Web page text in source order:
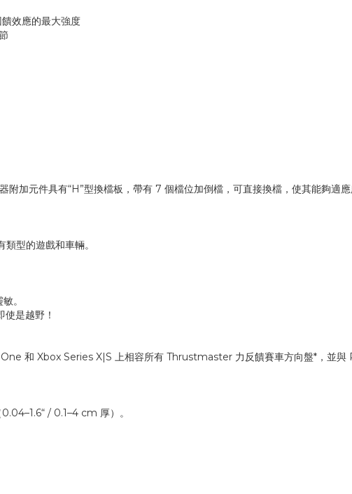
效應的最大強度
加元件具有“H”型換檔板，帶有 7 個檔位加倒檔，可直接換檔，使其能夠適
型的遊戲和車輛。
。
是越野！
和 Xbox Series X|S 上相容所有 Thrustmaster 力反饋賽車方向盤*，並與
/ 0.1–4 cm 厚）。